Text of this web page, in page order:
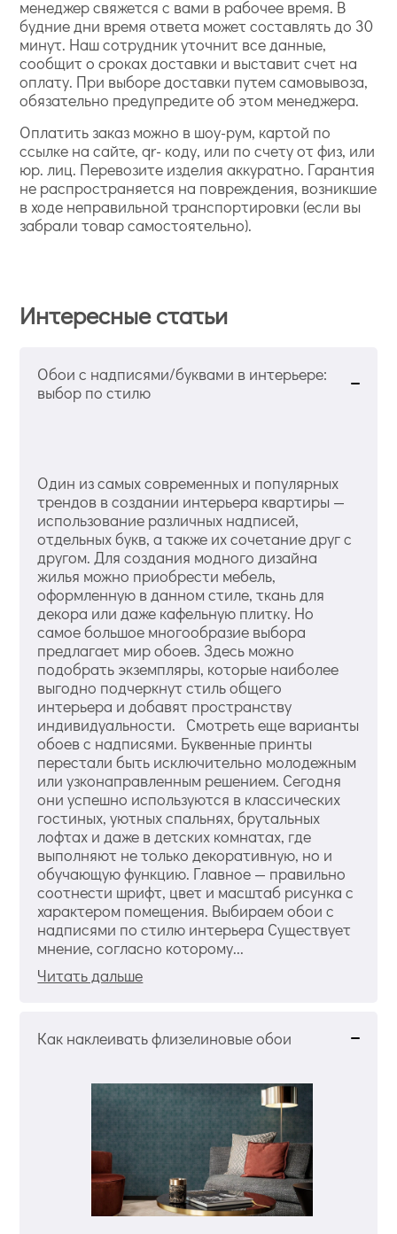
менеджер свяжется с вами в рабочее время. В
будние дни время ответа может составлять до 30
минут. Наш сотрудник уточнит все данные,
сообщит о сроках доставки и выставит счет на
оплату. При выборе доставки путем самовывоза,
обязательно предупредите об этом менеджера.
Оплатить заказ можно в шоу-рум, картой по
ссылке на сайте, qr- коду, или по счету от физ, или
юр. лиц. Перевозите изделия аккуратно. Гарантия
не распространяется на повреждения, возникшие
в ходе неправильной транспортировки (если вы
забрали товар самостоятельно).
Интересные статьи
Обои с надписями/буквами в интерьере:
выбор по стилю
Один из самых современных и популярных
трендов в создании интерьера квартиры —
использование различных надписей,
отдельных букв, а также их сочетание друг с
другом. Для создания модного дизайна
жилья можно приобрести мебель,
оформленную в данном стиле, ткань для
декора или даже кафельную плитку. Но
самое большое многообразие выбора
предлагает мир обоев. Здесь можно
подобрать экземпляры, которые наиболее
выгодно подчеркнут стиль общего
интерьера и добавят пространству
индивидуальности. Смотреть еще варианты
обоев с надписями. Буквенные принты
перестали быть исключительно молодежным
или узконаправленным решением. Сегодня
они успешно используются в классических
гостиных, уютных спальнях, брутальных
лофтах и даже в детских комнатах, где
выполняют не только декоративную, но и
обучающую функцию. Главное — правильно
соотнести шрифт, цвет и масштаб рисунка с
характером помещения. Выбираем обои с
надписями по стилю интерьера Существует
мнение, согласно которому...
Читать дальше
Как наклеивать флизелиновые обои